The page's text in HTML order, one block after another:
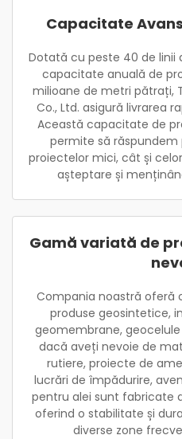
Capacitate
Dotată cu peste 40 de linii
capacitate anuală de
milioane de metri pătrați,
Co., Ltd. asigură livrarea
Această capacitate de
permite să
proiectelor mici, cât și
așteptare și
Gamă variată de
Compania noastră oferă
produse geosintetice,
geomembrane,
dacă aveți nevoie de
rutiere, proiecte de
lucrări de împădurire,
pentru alei sunt fabricate
oferind o stabilitate și
diverse zone